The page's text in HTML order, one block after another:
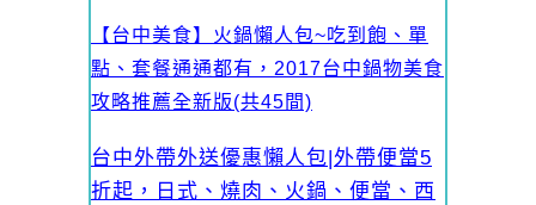
【台中美食】火鍋懶人包~吃到飽、單
點、套餐通通都有，2017台中鍋物美食
攻略推薦全新版(共45間)
台中外帶外送優惠懶人包|外帶便當5
折起，日式、燒肉、火鍋、便當、西